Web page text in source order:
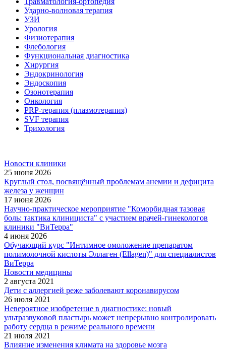
Ударно-волновая терапия
УЗИ
Урология
Физиотерапия
Флебология
Функциональная диагностика
Хирургия
Эндокринология
Эндоскопия
Озонотерапия
Онкология
PRP-терапия (плазмотерапия)
SVF терапия
Трихология
Новости клиники
25 июня 2026
Круглый стол, посвящённый проблемам анемии и дефицита
железа у женщин
17 июня 2026
Научно-практическое мероприятие "Коморбидная тазовая
боль: тактика клинициста" с участием врачей-гинекологов
клиники "ВиТерра"
4 июня 2026
Обучающий курс "Интимное омоложение препаратом
полимолочной кислоты Эллаген (Ellagen)" для специалистов
ВиТерра
Новости медицины
2 августа 2021
Дети с аллергией реже заболевают коронавирусом
26 июля 2021
Невероятное изобретение в диагностике: новый
ультразвуковой пластырь может непрерывно контролировать
работу сердца в режиме реального времени
21 июля 2021
Влияние изменения климата на здоровье мозга